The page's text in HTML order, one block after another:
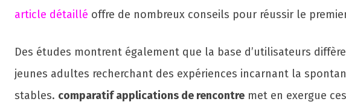
article détaillé offre de nombreux conseils pour réussir le
Des études montrent également que la base d’utilisateurs
jeunes adultes recherchant des expériences incarnant la
stables. comparatif applications de rencontre met en exergue